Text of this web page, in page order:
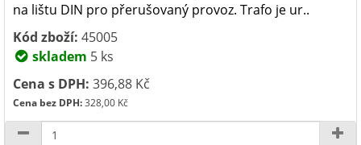
na lištu DIN pro přerušovaný provoz. Trafo je ur..
Kód zboží: 45005
skladem 5 ks
Cena s DPH: 396,88 Kč
Cena bez DPH:328,00 Kč